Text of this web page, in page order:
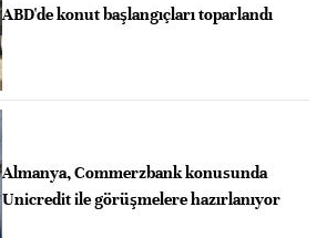
ABD'de konut başlangıçları toparlandı
Almanya, Commerzbank konusunda
Unicredit ile görüşmelere hazırlanıyor